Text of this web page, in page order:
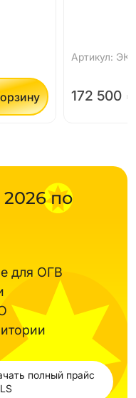
Артикул:
172 500 ₽
по
для ОГВ
полный прайс